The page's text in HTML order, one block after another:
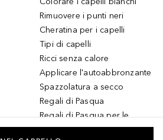
Rimuovere i punti neri
Cheratina per i capelli
Tipi di capelli
Ricci senza calore
Applicare l'autoabbronzante
Spazzolatura a secco
Regali di Pasqua
Regali di Pasqua per le
donne